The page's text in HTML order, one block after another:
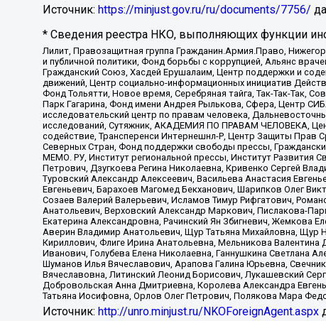
Источник: https://minjust.gov.ru/ru/documents/7756/
* Сведения реестра НКО, выполняющих функции
Лилит, Правозащитная группа Гражданин.Армия.Право,
и публичной политики, Фонд борьбы с коррупцией, Альянс
Гражданский Союз, Хасдей Ерушалаим, Центр поддержки и
движений, Центр социально-информационных инициатив
Фонд Тольятти, Новое время, Серебряная тайга, Так-Так-Так,
Парк Гагарина, Фонд имени Андрея Рылькова, Сфера, Центр
исследовательский центр по правам человека,
исследований, Сутяжник, АКАДЕМИЯ ПО ПРАВАМ ЧЕЛОВЕКА,
содействие, Трансперенси Интернешнл-Р, Центр Защиты Прав
Северных Стран, Фонд поддержки свободы прессы,
МЕМО. РУ, Институт региональной прессы, Институт
Петрович, Дзугкоева Регина Николаевна, Кривенко Сергей
Туровский Александр Алексеевич, Васильева Анастасия
Евгеньевич, Барахоев Магомед Бекханович, Шарипков Олег
Созаев Валерий Валерьевич, Исламов Тимур Рифгатович,
Анатольевич, Верховский Александр Маркович, Пислакова-
Екатерина Александровна, Рачинский Ян Збигневич, Жемкова
Аверин Владимир Анатольевич, Щур Татьяна Михайловна, Щур
Кириллович, Флиге Ирина Анатольевна, Мельникова
Иванович, Голубева Елена Николаевна, Ганнушкина Светлана
Шуманов Илья Вячеславович, Арапова Галина Юрьевна,
Вячеславовна, Литинский Леонид Борисович, Лукашевский
Добровольская Анна Дмитриевна, Королева Александра
Татьяна Иосифовна, Орлов Олег Петрович, Полякова Мара
Источник: http://unro.minjust.ru/NKOForeignAgent.aspx